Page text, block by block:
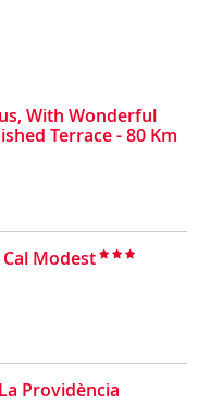
With Wonderful
Terrace - 80 Km
Modest
Providència